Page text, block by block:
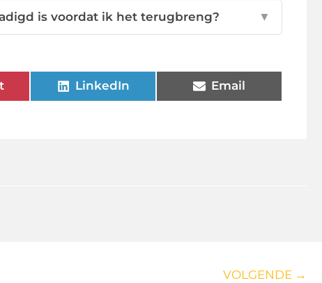
is voordat ik het terugbreng? ▼
LinkedIn Email
VOLGENDE →